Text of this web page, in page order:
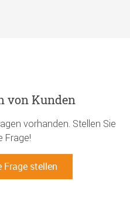
von Kunden
vorhanden. Stellen Sie
Frage!
Frage stellen